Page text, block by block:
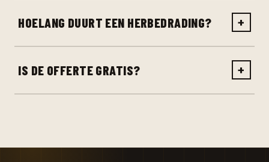
HOELANG DUURT EEN HERBEDRADING? +
IS DE OFFERTE GRATIS? +